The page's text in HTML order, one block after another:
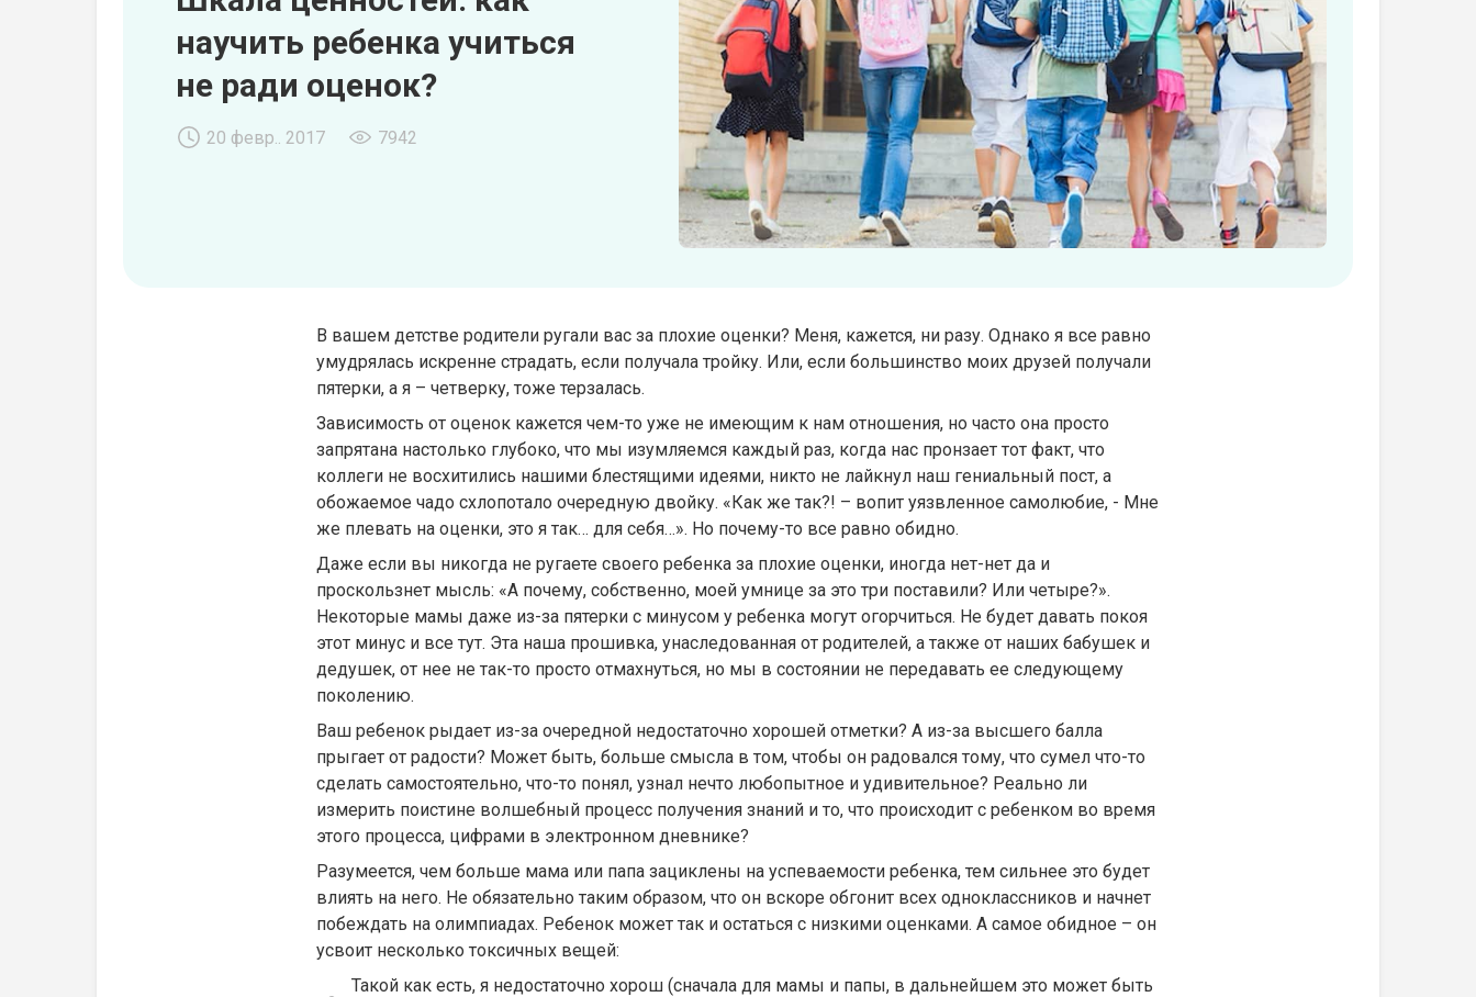
научить ребенка учиться
не ради оценок?
20 февр.. 2017 7942
В вашем детстве родители ругали вас за плохие оценки? Меня, кажется, ни разу. Однако я все равно
умудрялась искренне страдать, если получала тройку. Или, если большинство моих друзей получали
пятерки, а я – четверку, тоже терзалась.
Зависимость от оценок кажется чем-то уже не имеющим к нам отношения, но часто она просто
запрятана настолько глубоко, что мы изумляемся каждый раз, когда нас пронзает тот факт, что
коллеги не восхитились нашими блестящими идеями, никто не лайкнул наш гениальный пост, а
обожаемое чадо схлопотало очередную двойку. «Как же так?! – вопит уязвленное самолюбие, - Мне
же плевать на оценки, это я так… для себя…». Но почему-то все равно обидно.
Даже если вы никогда не ругаете своего ребенка за плохие оценки, иногда нет-нет да и
проскользнет мысль: «А почему, собственно, моей умнице за это три поставили? Или четыре?».
Некоторые мамы даже из-за пятерки с минусом у ребенка могут огорчиться. Не будет давать покоя
этот минус и все тут. Эта наша прошивка, унаследованная от родителей, а также от наших бабушек и
дедушек, от нее не так-то просто отмахнуться, но мы в состоянии не передавать ее следующему
поколению.
Ваш ребенок рыдает из-за очередной недостаточно хорошей отметки? А из-за высшего балла
прыгает от радости? Может быть, больше смысла в том, чтобы он радовался тому, что сумел что-то
сделать самостоятельно, что-то понял, узнал нечто любопытное и удивительное? Реально ли
измерить поистине волшебный процесс получения знаний и то, что происходит с ребенком во время
этого процесса, цифрами в электронном дневнике?
Разумеется, чем больше мама или папа зациклены на успеваемости ребенка, тем сильнее это будет
влиять на него. Не обязательно таким образом, что он вскоре обгонит всех одноклассников и начнет
побеждать на олимпиадах. Ребенок может так и остаться с низкими оценками. А самое обидное – он
усвоит несколько токсичных вещей:
Такой как есть, я недостаточно хорош (сначала для мамы и папы, в дальнейшем это может быть